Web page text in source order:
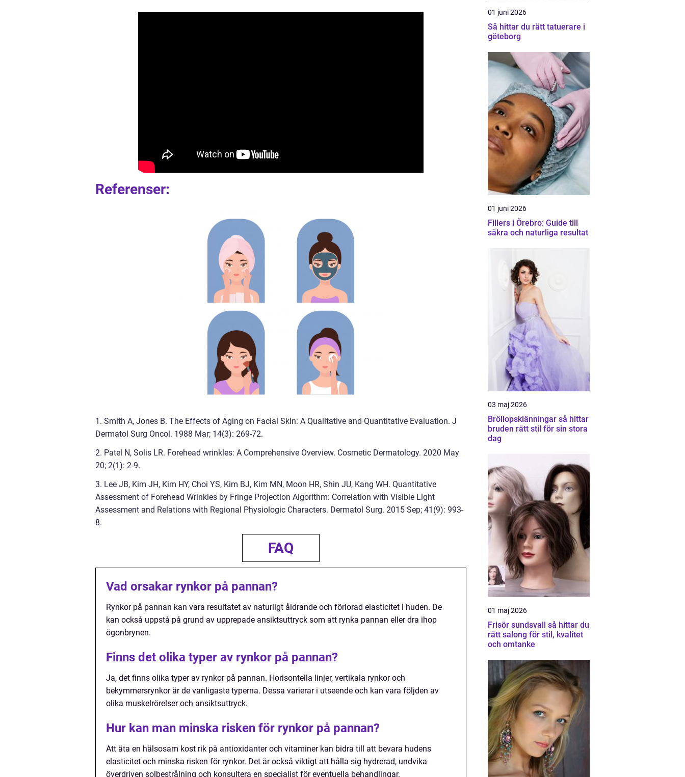
Referenser:
1. Smith A, Jones B. The Effects of Aging on Facial Skin: A Qualitative and Quantitative Evaluation. J
Dermatol Surg Oncol. 1988 Mar; 14(3): 269-72.
2. Patel N, Solis LR. Forehead wrinkles: A Comprehensive Overview. Cosmetic Dermatology. 2020 May
20; 2(1): 2-9.
3. Lee JB, Kim JH, Kim HY, Choi YS, Kim BJ, Kim MN, Moon HR, Shin JU, Kang WH. Quantitative
Assessment of Forehead Wrinkles by Fringe Projection Algorithm: Correlation with Visible Light
Assessment and Relations with Regional Physiologic Characters. Dermatol Surg. 2015 Sep; 41(9): 993-
8.
FAQ
Vad orsakar rynkor på pannan?
Rynkor på pannan kan vara resultatet av naturligt åldrande och förlorad elasticitet i huden. De
kan också uppstå på grund av upprepade ansiktsuttryck som att rynka pannan eller dra ihop
ögonbrynen.
Finns det olika typer av rynkor på pannan?
Ja, det finns olika typer av rynkor på pannan. Horisontella linjer, vertikala rynkor och
bekymmersrynkor är de vanligaste typerna. Dessa varierar i utseende och kan vara följden av
olika muskelrörelser och ansiktsuttryck.
Hur kan man minska risken för rynkor på pannan?
Att äta en hälsosam kost rik på antioxidanter och vitaminer kan bidra till att bevara hudens
elasticitet och minska risken för rynkor. Det är också viktigt att hålla sig hydrerad, undvika
överdriven solbestrålning och konsultera en specialist för eventuella behandlingar.
01 juni 2026
Så hittar du rätt tatuerare i
göteborg
01 juni 2026
Fillers i Örebro: Guide till
säkra och naturliga resultat
03 maj 2026
Bröllopsklänningar så hittar
bruden rätt stil för sin stora
dag
01 maj 2026
Frisör sundsvall så hittar du
rätt salong för stil, kvalitet
och omtanke